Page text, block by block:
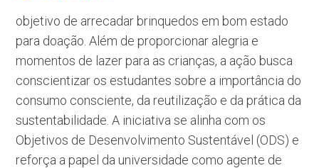
objetivo de arrecadar brinquedos em bom estado
para doação. Além de proporcionar alegria e
momentos de lazer para as crianças, a ação busca
conscientizar os estudantes sobre a importância do
consumo consciente, da reutilização e da prática da
sustentabilidade. A iniciativa se alinha com os
Objetivos de Desenvolvimento Sustentável (ODS) e
reforça a papel da universidade como agente de